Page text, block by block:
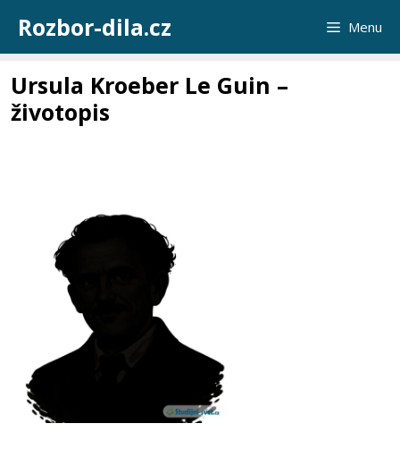
obsah
Rozbor-dila.cz Menu
Ursula Kroeber Le Guin –
životopis